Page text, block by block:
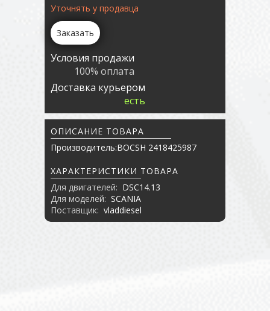
Уточнять у продавца
Заказать
Условия продажи
100% оплата
Доставка курьером
есть
ОПИСАНИЕ ТОВАРА
Производитель:BOCSH 2418425987
ХАРАКТЕРИСТИКИ ТОВАРА
Для двигателей: DSC14.13
Для моделей: SCANIA
Поставщик: vladdiesel